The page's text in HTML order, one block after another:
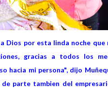
Dios por esta linda noche
gracias a todos los
hacia mi persona", dijo
parte tambien del